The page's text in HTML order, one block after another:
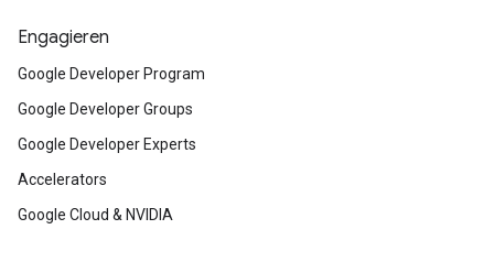
Engagieren
Google Developer Program
Google Developer Groups
Google Developer Experts
Accelerators
Google Cloud & NVIDIA